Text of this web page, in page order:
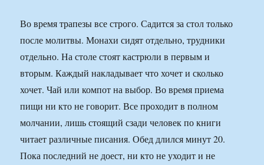
Во время трапезы все строго. Садится за стол только
после молитвы. Монахи сидят отдельно, трудники
отдельно. На столе стоят кастрюли в первым и
вторым. Каждый накладывает что хочет и сколько
хочет. Чай или компот на выбор. Во время приема
пищи ни кто не говорит. Все проходит в полном
молчании, лишь стоящий сзади человек по книги
читает различные писания. Обед длился минут 20.
Пока последний не доест, ни кто не уходит и не